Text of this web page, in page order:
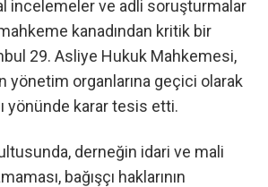
incelemeler ve adli soruşturmalar
kanadından kritik bir
29. Asliye Hukuk Mahkemesi,
yönetim organlarına geçici olarak
yönünde karar tesis etti.
derneğin idari ve mali
bağışçı haklarının